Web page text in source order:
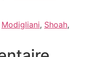
Modigliani, Shoah,